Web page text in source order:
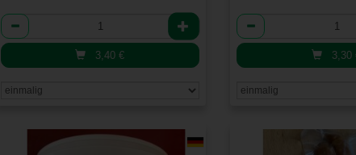
Anzahl
3,40€
Anzahl
3,30